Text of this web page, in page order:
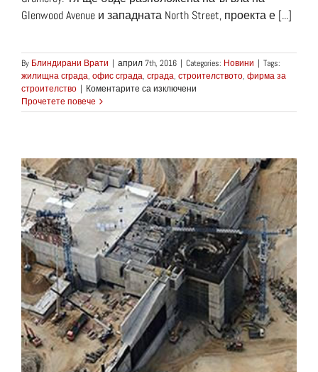
Glenwood Avenue и западната North Street, проекта е [...]
By Блиндирани Врати | април 7th, 2016 | Categories: Новини | Tags:
жилищна сграда, офис сграда, сграда, строителството, фирма за
строителство | Коментарите са изключени
мащабно
в
Raleigh
Прочетете повече